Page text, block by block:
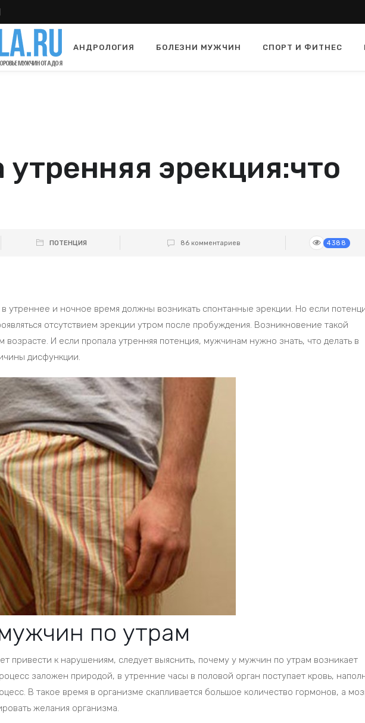
АНДРОЛОГИЯ БОЛЕЗНИ МУЖЧИН СПОРТ И ФИТНЕС
утренняя эрекция:что
ПОТЕНЦИЯ 86 комментариев 4388
утреннее и ночное время должны возникать спонтанные эрекции. Но если
отсутствием эрекции утром после пробуждения. Возникновение такой
И если пропала утренняя потенция, мужчинам нужно знать, что делать в
дисфункции.
по утрам
привести к нарушениям, следует выяснить, почему у мужчин по утрам возникает
заложен природой, в утренние часы в половой орган поступает кровь,
В такое время в организме скапливается большое количество гормонов, а
желания организма.